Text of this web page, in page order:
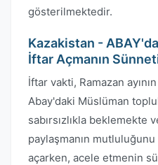
gösterilmektedir.
Kazakistan -
İftar Açmanın
İftar vakti, Ramazan
Abay'daki Müslüman
sabırsızlıkla beklemekte
paylaşmanın mutluluğunu
açarken, acele etmenin